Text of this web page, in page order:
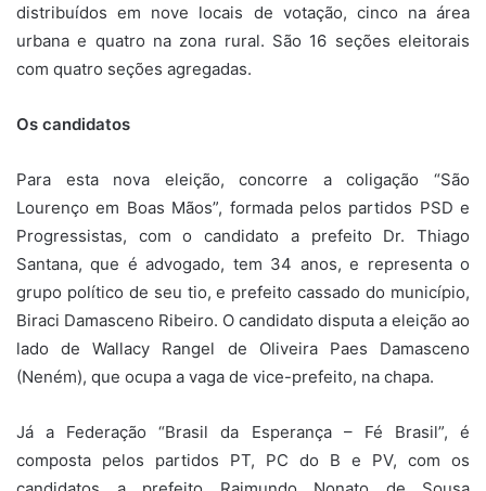
distribuídos em nove locais de votação, cinco na área
urbana e quatro na zona rural. São 16 seções eleitorais
com quatro seções agregadas.
Os candidatos
Para esta nova eleição, concorre a coligação “São
Lourenço em Boas Mãos”, formada pelos partidos PSD e
Progressistas, com o candidato a prefeito Dr. Thiago
Santana, que é advogado, tem 34 anos, e representa o
grupo político de seu tio, e prefeito cassado do município,
Biraci Damasceno Ribeiro. O candidato disputa a eleição ao
lado de Wallacy Rangel de Oliveira Paes Damasceno
(Neném), que ocupa a vaga de vice-prefeito, na chapa.
Já a Federação “Brasil da Esperança – Fé Brasil”, é
composta pelos partidos PT, PC do B e PV, com os